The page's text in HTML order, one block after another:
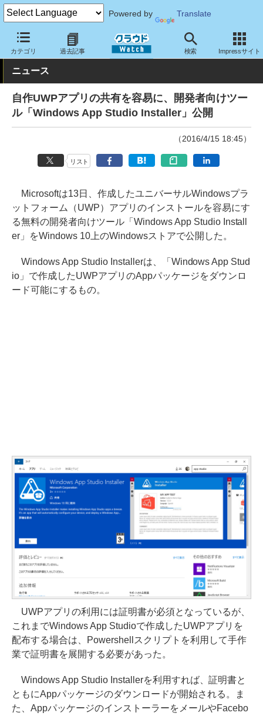
Powered by Translate
カテゴリ 過去記事 検索 Impressサイト
クラウド Watch サービス・ソフト ソフトウェア 開発関連
ニュース
自作UWPアプリの共有を容易に、開発者向けツー
ル「Windows App Studio Installer」公開
（2016/4/15 18:45）
リスト
Microsoftは13日、作成したユニバーサルWindowsプラ
ットフォーム（UWP）アプリのインストールを容易にす
る無料の開発者向けツール「Windows App Studio Install
er」をWindows 10上のWindowsストアで公開した。
Windows App Studio Installerは、「Windows App Stud
io」で作成したUWPアプリのAppパッケージをダウンロ
ード可能にするもの。
UWPアプリの利用には証明書が必須となっているが、
これまでWindows App Studioで作成したUWPアプリを
配布する場合は、Powershellスクリプトを利用して手作
業で証明書を展開する必要があった。
Windows App Studio Installerを利用すれば、証明書と
ともにAppパッケージのダウンロードが開始される。ま
た、AppパッケージのインストーラーをメールやFacebo